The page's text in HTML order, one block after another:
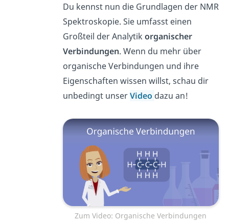
Du kennst nun die Grundlagen der NMR
Spektroskopie. Sie umfasst einen
Großteil der Analytik organischer
Verbindungen. Wenn du mehr über
organische Verbindungen und ihre
Eigenschaften wissen willst, schau dir
unbedingt unserVideo dazu an!
Zum Video: Organische Verbindungen